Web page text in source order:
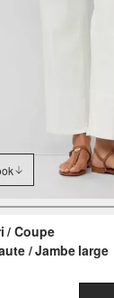
/ Coupe
/ Jambe large